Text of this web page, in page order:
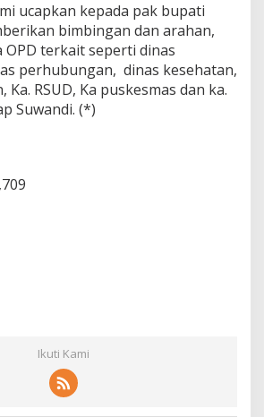
ucapkan kepada pak bupati
bimbingan dan arahan,
terkait seperti dinas
perhubungan, dinas kesehatan,
Ka. RSUD, Ka puskesmas dan ka.
Suwandi. (*)
Ikuti Kami